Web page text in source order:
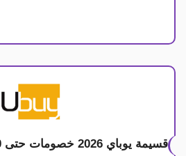
قسيمة يوباي 2026 خصومات حتى 50% على الالكترونيات